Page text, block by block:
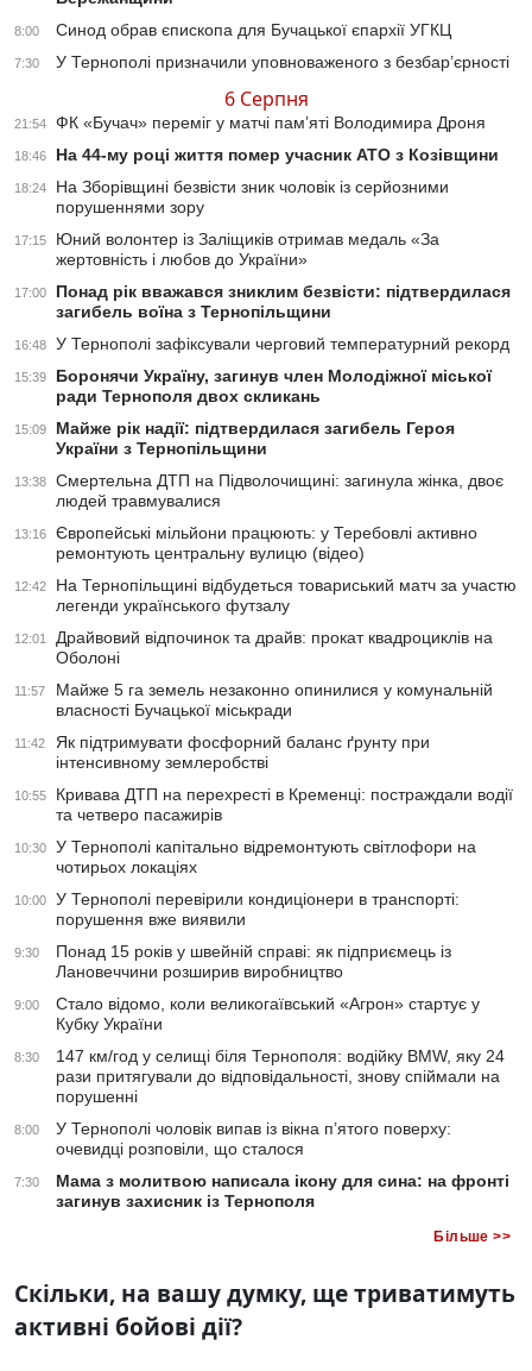
8:00 Синод обрав єпископа для Бучацької єпархії УГКЦ
7:30 У Тернополі призначили уповноваженого з безбар’єрності
6 Серпня
21:54 ФК «Бучач» переміг у матчі пам’яті Володимира Дроня
18:46 На 44-му році життя помер учасник АТО з Козівщини
18:24
На Зборівщині безвісти зник чоловік із серйозними
порушеннями зору
17:15
Юний волонтер із Заліщиків отримав медаль «За
жертовність і любов до України»
17:00
Понад рік вважався зниклим безвісти: підтвердилася
загибель воїна з Тернопільщини
16:48 У Тернополі зафіксували черговий температурний рекорд
15:39
Боронячи Україну, загинув член Молодіжної міської
ради Тернополя двох скликань
15:09
Майже рік надії: підтвердилася загибель Героя
України з Тернопільщини
13:38
Смертельна ДТП на Підволочищині: загинула жінка, двоє
людей травмувалися
13:16
Європейські мільйони працюють: у Теребовлі активно
ремонтують центральну вулицю (відео)
12:42
На Тернопільщині відбудеться товариський матч за участю
легенди українського футзалу
12:01
Драйвовий відпочинок та драйв: прокат квадроциклів на
Оболоні
11:57
Майже 5 га земель незаконно опинилися у комунальній
власності Бучацької міськради
11:42
Як підтримувати фосфорний баланс ґрунту при
інтенсивному землеробстві
10:55
Кривава ДТП на перехресті в Кременці: постраждали водії
та четверо пасажирів
10:30
У Тернополі капітально відремонтують світлофори на
чотирьох локаціях
10:00
У Тернополі перевірили кондиціонери в транспорті:
порушення вже виявили
9:30
Понад 15 років у швейній справі: як підприємець із
Лановеччини розширив виробництво
9:00
Стало відомо, коли великогаївський «Агрон» стартує у
Кубку України
8:30
147 км/год у селищі біля Тернополя: водійку BMW, яку 24
рази притягували до відповідальності, знову спіймали на
порушенні
8:00
У Тернополі чоловік випав із вікна п’ятого поверху:
очевидці розповіли, що сталося
7:30
Мама з молитвою написала ікону для сина: на фронті
загинув захисник із Тернополя
Більше >>
Скільки, на вашу думку, ще триватимуть
активні бойові дії?